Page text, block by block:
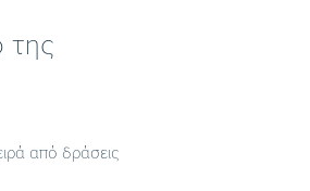
της
από δράσεις